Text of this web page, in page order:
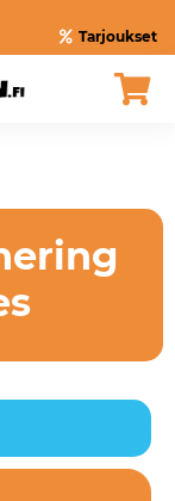
Tarjoukset